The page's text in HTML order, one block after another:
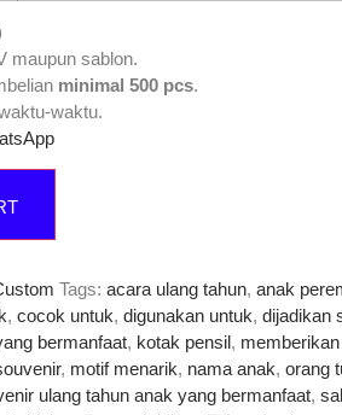
maupun sablon.
minimal 500 pcs.
waktu.
Tags: acara ulang tahun, anak
, cocok untuk, digunakan untuk, dijadikan
bermanfaat, kotak pensil,
, motif menarik, nama anak, orang
ulang tahun anak yang bermanfaat,